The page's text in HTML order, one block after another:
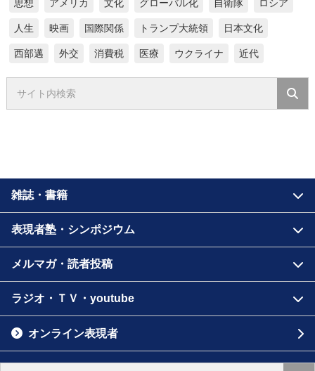
思想 アメリカ 文化 グローバル化 自衛隊 ロシア
人生 映画 国際関係 トランプ大統領 日本文化
西部邁 外交 消費税 医療 ウクライナ 近代
雑誌・書籍
表現者塾・シンポジウム
メルマガ・読者投稿
ラジオ・ＴＶ・youtube
オンライン表現者